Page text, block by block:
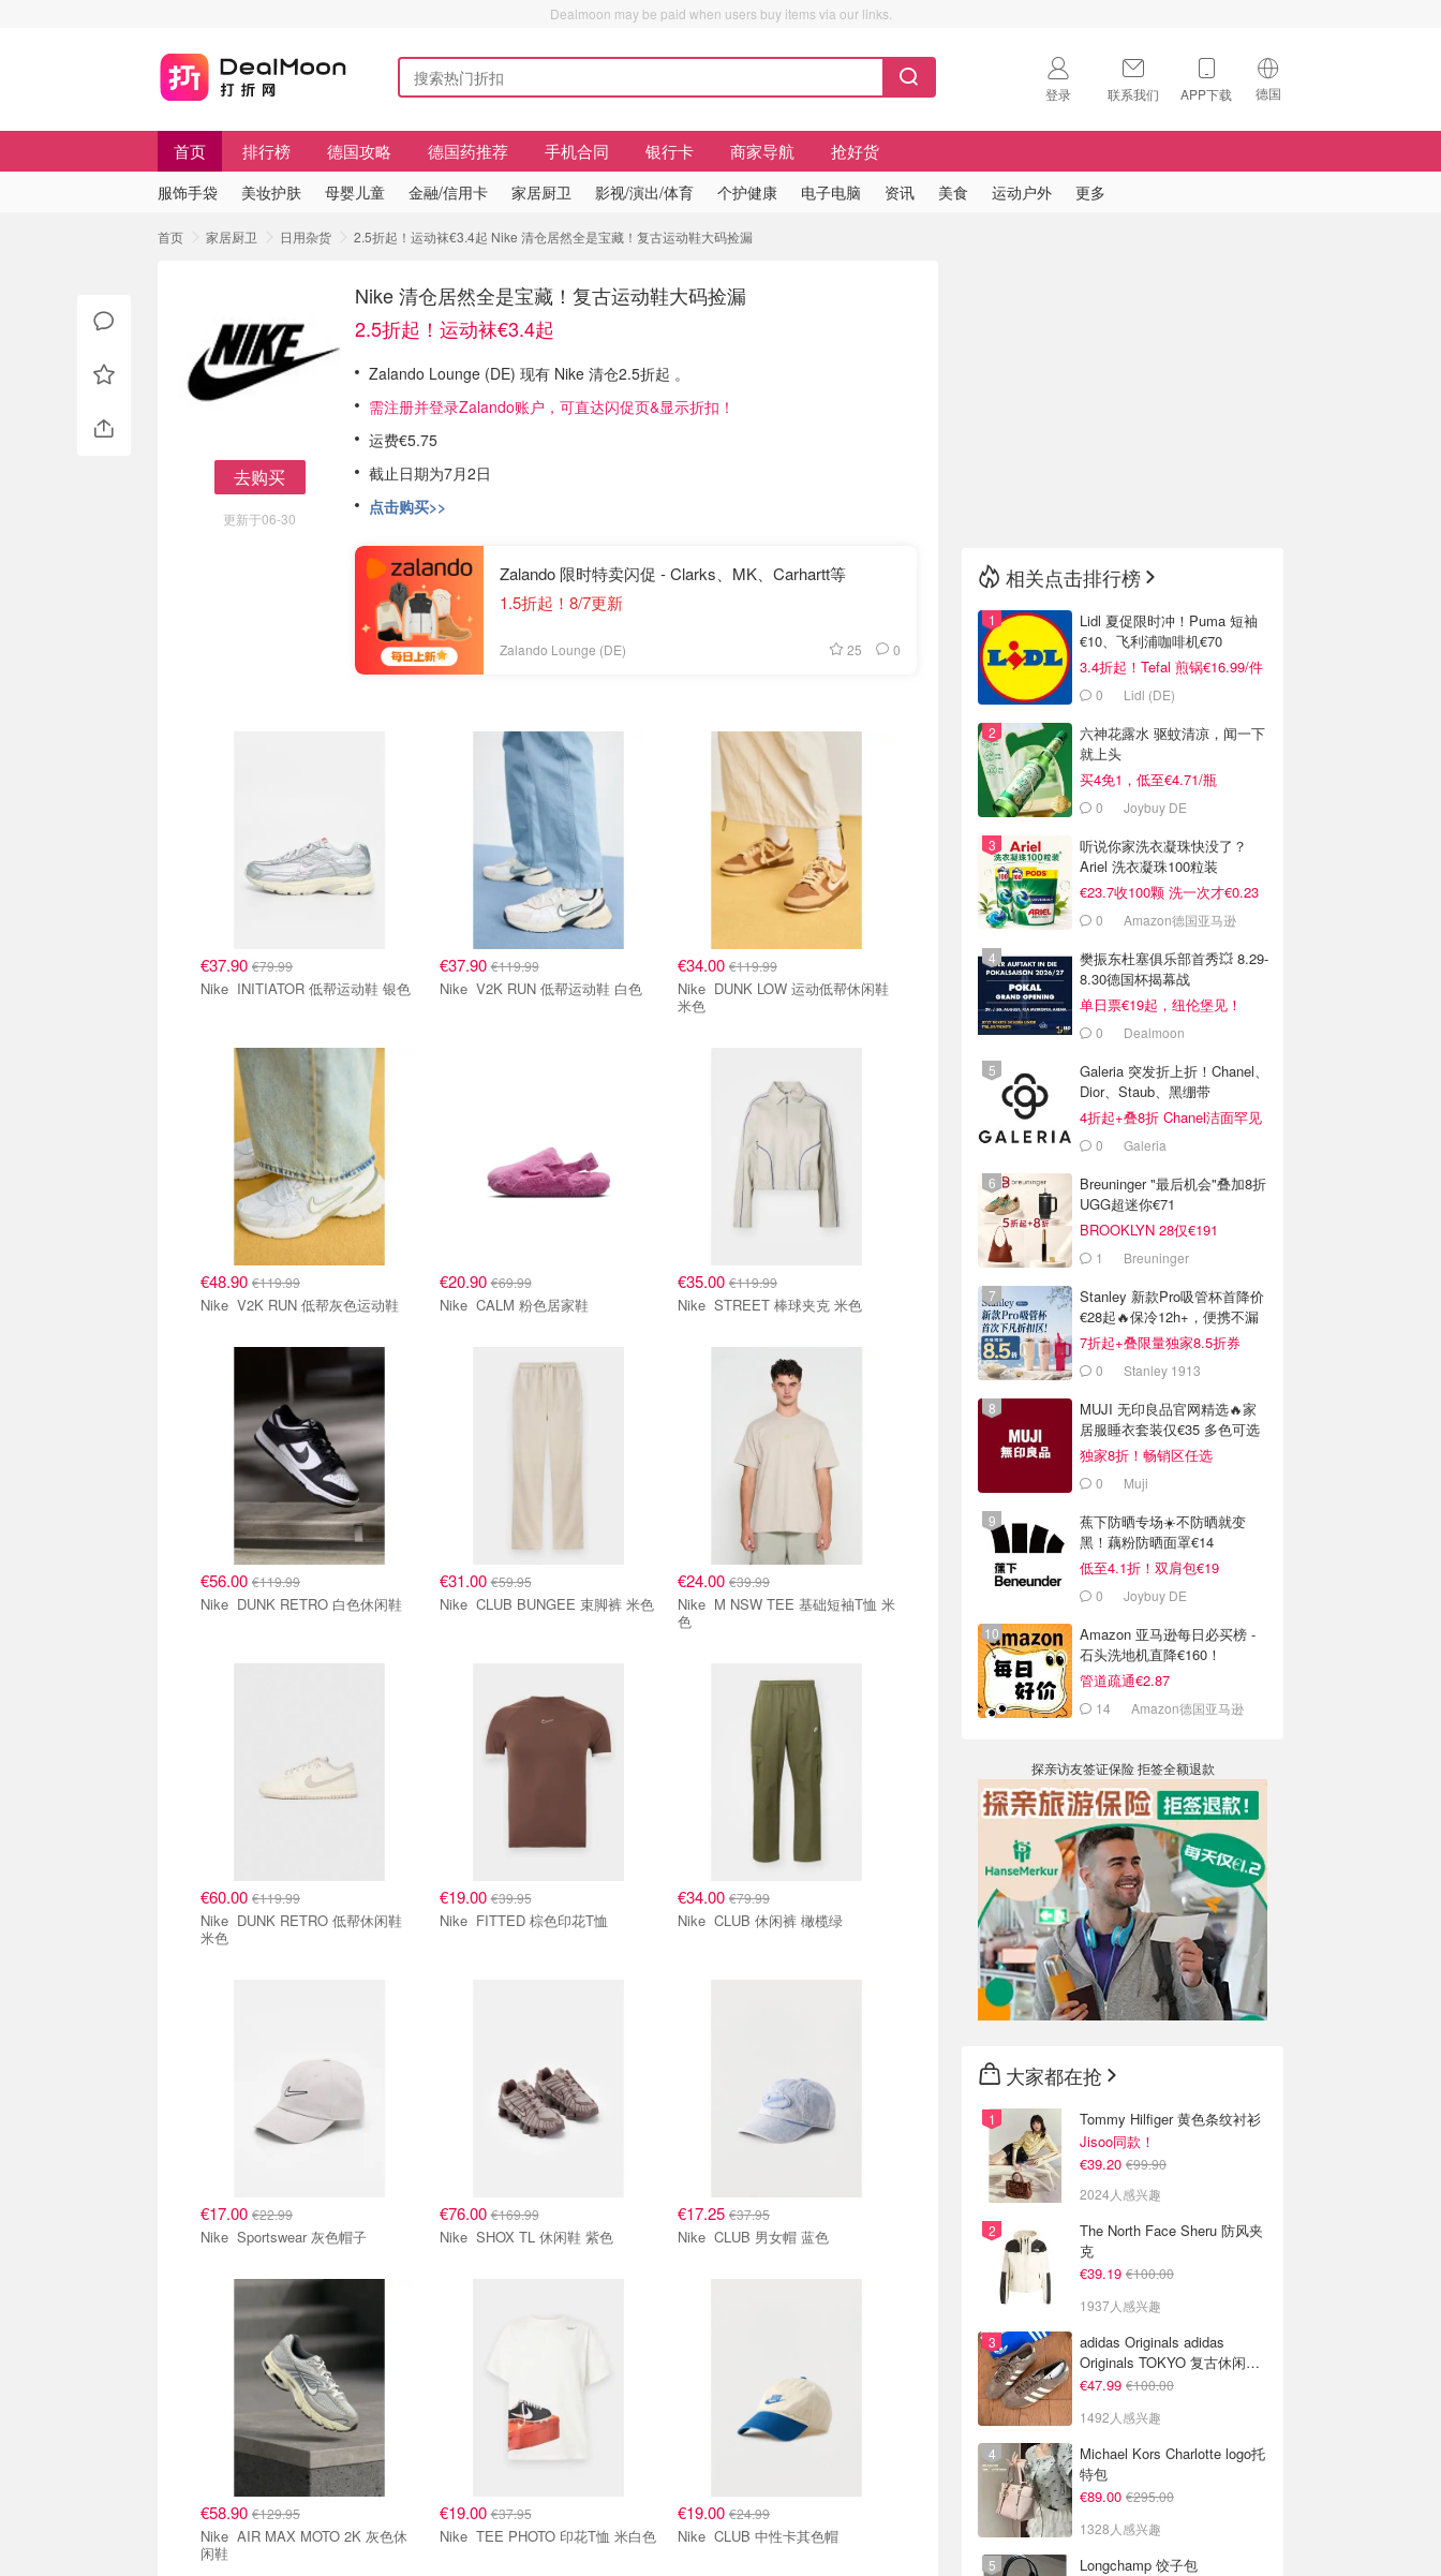
Dealmoon may be paid when users buy items via our links.
登录 联系我们 APP下载 德国
🇺🇸
首页 排行榜 德国攻略 德国药推荐 手机合同 银行卡 商家导航 抢好货
服饰手袋 美妆护肤 母婴儿童 金融/信用卡 家居厨卫 影视/演出/体育 个护健康 电子电脑 资讯 美食 运动户外 更多
首页 家居厨卫 日用杂货 2.5折起！运动袜€3.4起 Nike 清仓居然全是宝藏！复古运动鞋大码捡漏
去购买
更新于06-30
Nike 清仓居然全是宝藏！复古运动鞋大码捡漏
2.5折起！运动袜€3.4起
Zalando Lounge (DE) 现有 Nike 清仓2.5折起 。
需注册并登录Zalando账户，可直达闪促页&显示折扣！
运费€5.75
截止日期为7月2日
点击购买>>
Zalando 限时特卖闪促 - Clarks、MK、Carhartt等
1.5折起！8/7更新
Zalando Lounge (DE) 25 0
€37.90 €79.99
Nike INITIATOR 低帮运动鞋 银色
€37.90€119.99
Nike V2K RUN 低帮运动鞋 白色
€34.00 €119.99
Nike DUNK LOW 运动低帮休闲鞋
米色
€48.90 €119.99
Nike V2K RUN 低帮灰色运动鞋
€20.90€69.99
Nike CALM 粉色居家鞋
€35.00 €119.99
Nike STREET 棒球夹克 米色
€56.00 €119.99
Nike DUNK RETRO 白色休闲鞋
€31.00€59.95
Nike CLUB BUNGEE 束脚裤 米色
€24.00 €39.99
Nike M NSW TEE 基础短袖T恤 米
色
€60.00 €119.99
Nike DUNK RETRO 低帮休闲鞋
米色
€19.00€39.95
Nike FITTED 棕色印花T恤
€34.00 €79.99
Nike CLUB 休闲裤 橄榄绿
€17.00 €22.99
Nike Sportswear 灰色帽子
€76.00€169.99
Nike SHOX TL 休闲鞋 紫色
€17.25 €37.95
Nike CLUB 男女帽 蓝色
€58.90 €129.95
Nike AIR MAX MOTO 2K 灰色休
闲鞋
€19.00€37.95
Nike TEE PHOTO 印花T恤 米白色
€19.00 €24.99
Nike CLUB 中性卡其色帽
相关点击排行榜
Lidl 夏促限时冲！Puma 短袖
€10、飞利浦咖啡机€70
3.4折起！Tefal 煎锅€16.99/件
0 Lidl (DE)
六神花露水 驱蚊清凉，闻一下
就上头
买4免1，低至€4.71/瓶
0 Joybuy DE
听说你家洗衣凝珠快没了？
Ariel 洗衣凝珠100粒装
€23.7收100颗 洗一次才€0.23
0 Amazon德国亚马逊
樊振东杜塞俱乐部首秀💥 8.29-
8.30德国杯揭幕战
单日票€19起，纽伦堡见！
0 Dealmoon
Galeria 突发折上折！Chanel、
Dior、Staub、黑绷带
4折起+叠8折 Chanel洁面罕见
€430 Galeria
Breuninger "最后机会"叠加8折
UGG超迷你€71
BROOKLYN 28仅€191
1 Breuninger
Stanley 新款Pro吸管杯首降价
€28起🔥保冷12h+，便携不漏
水
7折起+叠限量独家8.5折券
0 Stanley 1913
MUJI 无印良品官网精选🔥家
居服睡衣套装仅€35 多色可选
独家8折！畅销区任选
0 Muji
蕉下防晒专场☀️不防晒就变
黑！藕粉防晒面罩€14
低至4.1折！双肩包€19
0 Joybuy DE
Amazon 亚马逊每日必买榜 -
石头洗地机直降€160！
管道疏通€2.87
14 Amazon德国亚马逊
探亲访友签证保险 拒签全额退款
大家都在抢
Tommy Hilfiger 黄色条纹衬衫
Jisoo同款！
€39.20 €99.90
2024人感兴趣
The North Face Sheru 防风夹
克
€39.19 €100.00
1937人感兴趣
adidas Originals adidas
Originals TOKYO 复古休闲鞋
深棕色
€47.99 €100.00
1492人感兴趣
Michael Kors Charlotte logo托
特包
€89.00 €295.00
1328人感兴趣
Longchamp 饺子包